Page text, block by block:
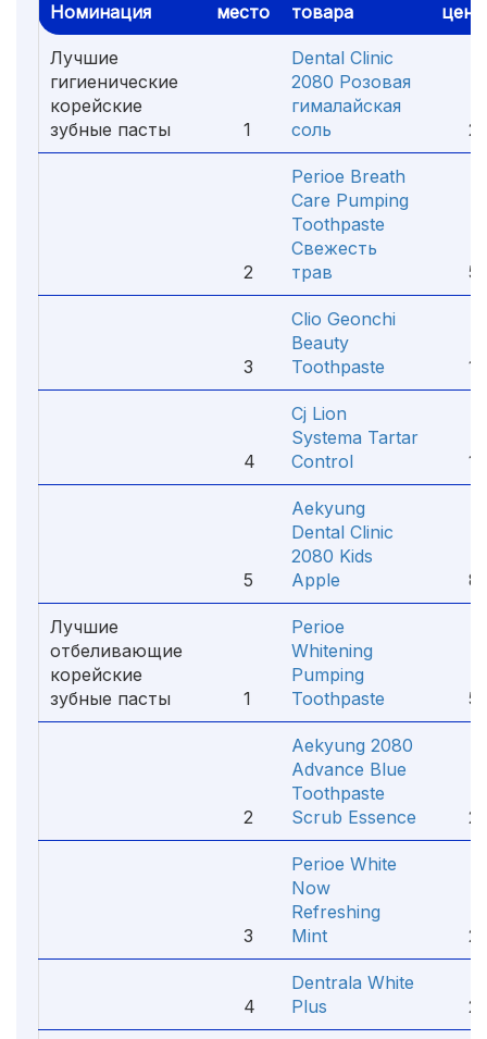
Номинация место
товара
цена
Лучшие
гигиенические
корейские
зубные пасты
1
Dental Clinic
2080 Розовая
гималайская
соль
2
Perioe Breath
Care Pumping
Toothpaste
Свежесть
трав
3
Clio Geonchi
Beauty
Toothpaste
4
Cj Lion
Systema Tartar
Control
5
Aekyung
Dental Clinic
2080 Kids
Apple
Лучшие
отбеливающие
корейские
зубные пасты
1
Perioe
Whitening
Pumping
Toothpaste
2
Aekyung 2080
Advance Blue
Toothpaste
Scrub Essence
3
Perioe White
Now
Refreshing
Mint
4
Dentrala White
Plus